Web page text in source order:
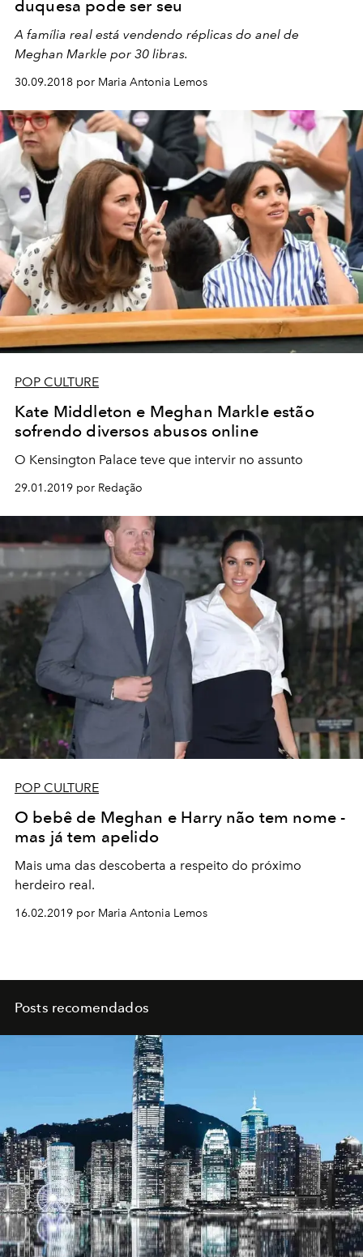
duquesa pode ser seu
A família real está vendendo réplicas do anel de
Meghan Markle por 30 libras.
30.09.2018 por Maria Antonia Lemos
POP CULTURE
Kate Middleton e Meghan Markle estão
sofrendo diversos abusos online
O Kensington Palace teve que intervir no assunto
29.01.2019 por Redação
POP CULTURE
O bebê de Meghan e Harry não tem nome -
mas já tem apelido
Mais uma das descoberta a respeito do próximo
herdeiro real.
16.02.2019 por Maria Antonia Lemos
Posts recomendados